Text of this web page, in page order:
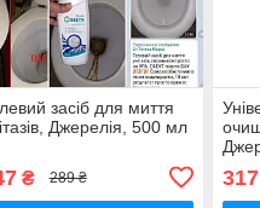
засіб для миття
Джерелія, 500 мл
₴ 289 ₴ 317